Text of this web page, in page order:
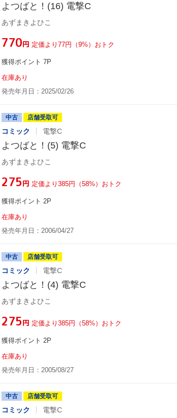
よつばと！(16) 電撃C
あずまきよひこ
¥770円 定価より77円（9%）おトク
獲得ポイント 7P
在庫あり
発売年月日：2025/02/26
中古 店舗受取可
コミック 電撃C
よつばと！(5) 電撃C
あずまきよひこ
¥275円 定価より385円（58%）おトク
獲得ポイント 2P
在庫あり
発売年月日：2006/04/27
中古 店舗受取可
コミック 電撃C
よつばと！(4) 電撃C
あずまきよひこ
¥275円 定価より385円（58%）おトク
獲得ポイント 2P
在庫あり
発売年月日：2005/08/27
中古 店舗受取可
コミック 電撃C